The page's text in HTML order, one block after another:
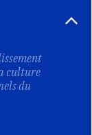
culture
du